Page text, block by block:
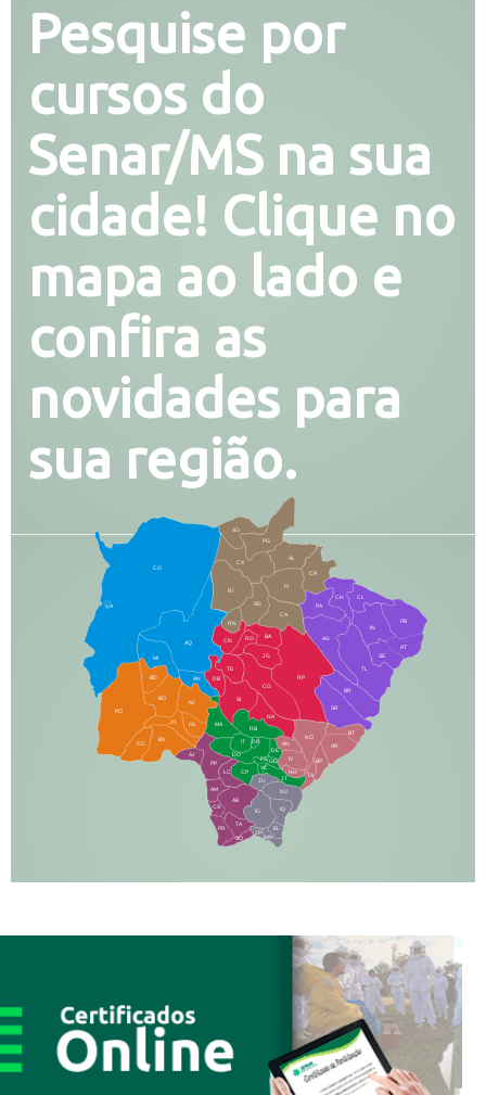
Pesquise por
cursos do
Senar/MS na sua
cidade! Clique no
mapa ao lado e
confira as
novidades para
sua região.
CO
AQ
MI
AN
CX
RI
AL
CR
FI
SG
BA
CA
PA
CH CL
PB
SE
TL
AG
BR
SR
BT
AR
RP
RO
JG
CG
SI
NA
TA
NH
JT
RB
MA
IT
DR
DO
CP
JU
NV
IQ
EL
BD
BO
NI
JD
PO
BV
CC
PP
AJ
LC
AM
AB
JP
DB
TE
CS
PR
TA
SQ
IG
MN
IN
NO
BP
RN
CN
GL
AN
IV
FS
VC
GD
DE
AT
PG
SO
LA